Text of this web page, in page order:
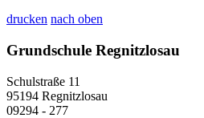
drucken nach oben
Grundschule Regnitzlosau
Schulstraße 11
95194 Regnitzlosau
09294 - 277